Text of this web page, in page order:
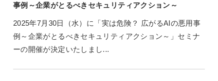
事例～企業がとるべきセキュリティアクション～
2025年7月30日（水）に「実は危険？ 広がるAIの悪用事
例～企業がとるべきセキュリティアクション～」セミナ
ーの開催が決定いたしまし...